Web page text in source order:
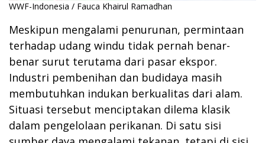
WWF-Indonesia / Fauca Khairul Ramadhan
Meskipun mengalami penurunan, permintaan
terhadap udang windu tidak pernah benar-
benar surut terutama dari pasar ekspor.
Industri pembenihan dan budidaya masih
membutuhkan indukan berkualitas dari alam.
Situasi tersebut menciptakan dilema klasik
dalam pengelolaan perikanan. Di satu sisi